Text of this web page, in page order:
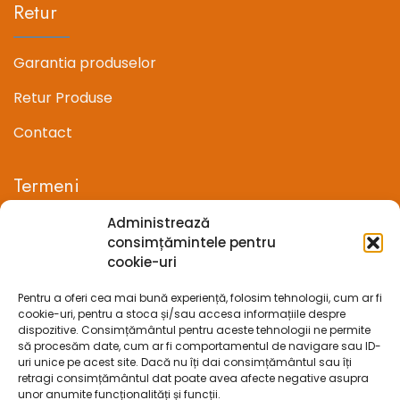
Administrează
consimțămintele pentru
cookie-uri
Pentru a oferi cea mai bună experiență, folosim tehnologii, cum ar fi
cookie-uri, pentru a stoca și/sau accesa informațiile despre
dispozitive. Consimțământul pentru aceste tehnologii ne permite
să procesăm date, cum ar fi comportamentul de navigare sau ID-
uri unice pe acest site. Dacă nu îți dai consimțământul sau îți
retragi consimțământul dat poate avea afecte negative asupra
unor anumite funcționalități și funcții.
Retur
Garantia produselor
Retur Produse
Contact
Termeni
Termeni si conditii
Confidentialitate
Politica cookie-uri (UE)
Prelucrarea datelor cu caracter personal
Legal